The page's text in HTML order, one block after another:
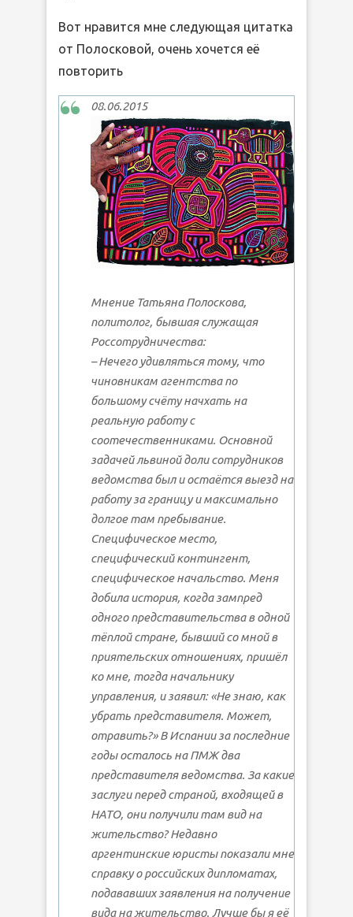
Вот нравится мне следующая цитатка
от Полосковой, очень хочется её
повторить
08.06.2015
Мнение Татьяна Полоскова,
политолог, бывшая служащая
Россотрудничества:
– Нечего удивляться тому, что
чиновникам агентства по
большому счёту начхать на
реальную работу с
соотечественниками. Основной
задачей львиной доли сотрудников
ведомства был и остаётся выезд на
работу за границу и максимально
долгое там пребывание.
Специфическое место,
специфический контингент,
специфическое начальство. Меня
добила история, когда зампред
одного представительства в одной
тёплой стране, бывший со мной в
приятельских отношениях, пришёл
ко мне, тогда начальнику
управления, и заявил: «Не знаю, как
убрать представителя. Может,
отравить?» В Испании за последние
годы осталось на ПМЖ два
представителя ведомства. За какие
заслуги перед страной, входящей в
НАТО, они получили там вид на
жительство? Недавно
аргентинские юристы показали мне
справку о российских дипломатах,
подававших заявления на получение
вида на жительство. Лучше бы я её